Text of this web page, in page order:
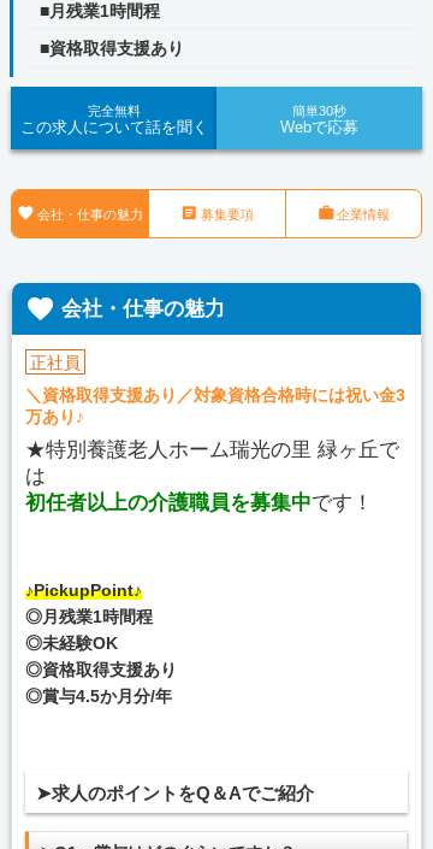
■月残業1時間程
■資格取得支援あり
完全無料
この求人について話を聞く
簡単30秒
Webで応募
 会社・仕事の魅力  募集要項 企業情報
 会社・仕事の魅力
正社員
＼資格取得支援あり／対象資格合格時には祝い金3
万あり♪
★特別養護老人ホーム瑞光の里 緑ヶ丘で
は
初任者以上の介護職員を募集中です！
♪PickupPoint♪
◎月残業1時間程
◎未経験OK
◎資格取得支援あり
◎賞与4.5か月分/年
➤求人のポイントをQ＆Aでご紹介